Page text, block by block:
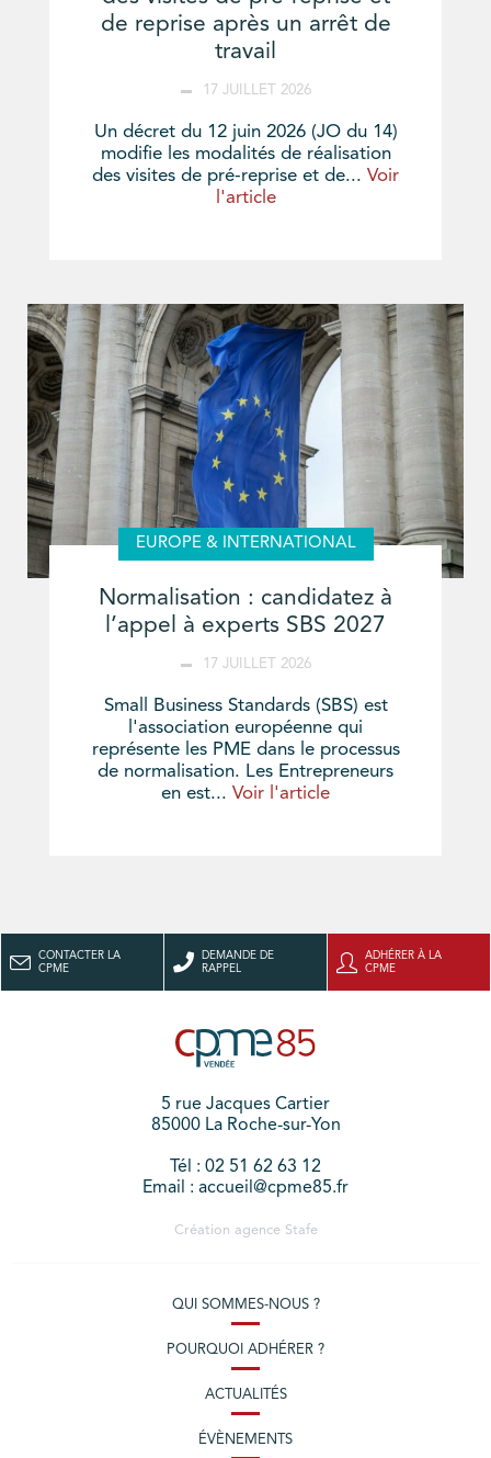
de reprise après un arrêt de
travail
17 JUILLET 2026
Un décret du 12 juin 2026 (JO du 14)
modifie les modalités de réalisation
des visites de pré-reprise et de... Voir
l'article
EUROPE & INTERNATIONAL
Normalisation : candidatez à
l’appel à experts SBS 2027
17 JUILLET 2026
Small Business Standards (SBS) est
l'association européenne qui
représente les PME dans le processus
de normalisation. Les Entrepreneurs
en est... Voir l'article
CONTACTER LA
CPME
DEMANDE DE
RAPPEL
ADHÉRER À LA
CPME
5 rue Jacques Cartier
85000 La Roche-sur-Yon
Tél : 02 51 62 63 12
Email : accueil@cpme85.fr
Création agence Stafe
QUI SOMMES-NOUS ?
POURQUOI ADHÉRER ?
ACTUALITÉS
ÉVÈNEMENTS